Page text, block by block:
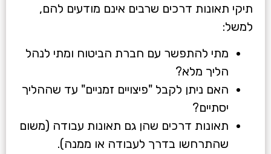
תיקי תאונות דרכים שרבים אינם מודעים להם,
למשל:
מתי להתפשר עם חברת הביטוח ומתי לנהל
הליך מלא?
האם ניתן לקבל "פיצויים זמניים" עד שההליך
יסתיים?
תאונות דרכים שהן גם תאונות עבודה (משום
שהתרחשו בדרך לעבודה או ממנה).